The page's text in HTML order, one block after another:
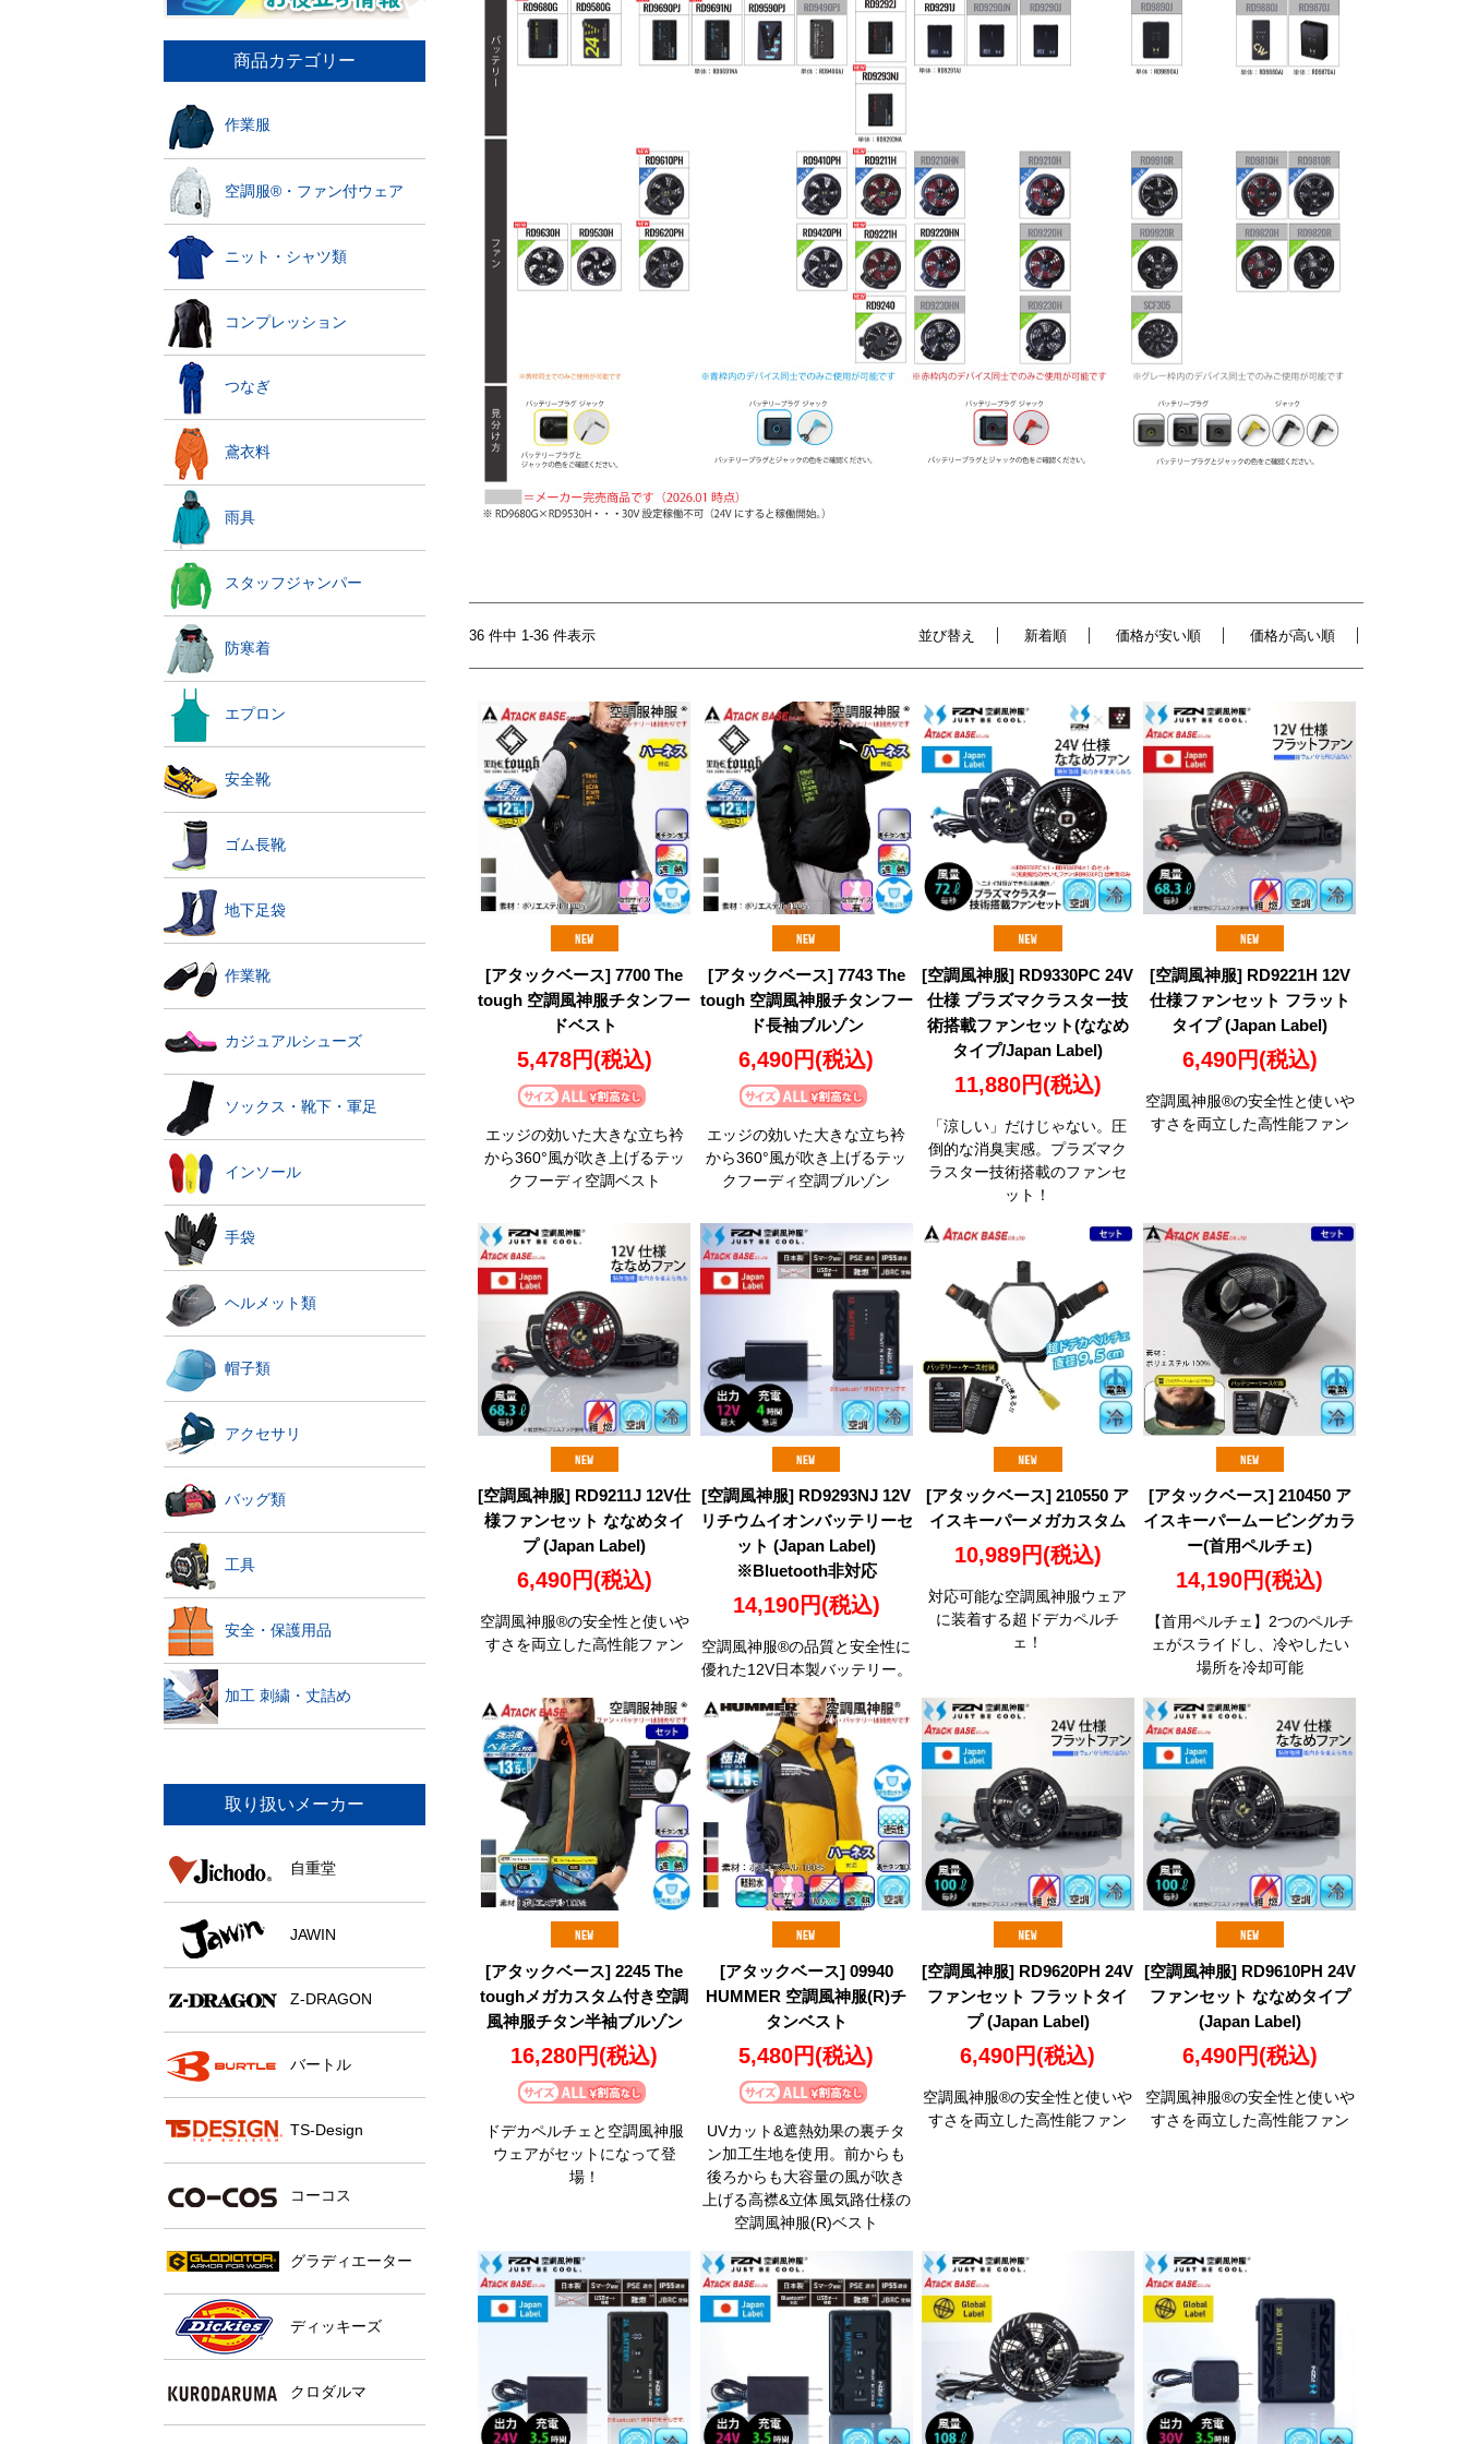
商品カテゴリー
作業服
空調服®・ファン付ウェア
ニット・シャツ類
コンプレッション
つなぎ
鳶衣料
雨具
スタッフジャンパー
防寒着
エプロン
安全靴
ゴム長靴
地下足袋
作業靴
カジュアルシューズ
ソックス・靴下・軍足
インソール
手袋
ヘルメット類
帽子類
アクセサリ
バッグ類
工具
安全・保護用品
加工 刺繍・丈詰め
取り扱いメーカー
自重堂
JAWIN
Z-DRAGON
バートル
TS-Design
コーコス
グラディエーター
ディッキーズ
クロダルマ
36 件中 1-36 件表示 並び替え 新着順 価格が安い順 価格が高い順
[アタックベース] 7700 The
tough 空調風神服チタンフー
ドベスト
5,478円(税込)
エッジの効いた大きな立ち衿
から360°風が吹き上げるテッ
クフーディ空調ベスト
[アタックベース] 7743 The
tough 空調風神服チタンフー
ド長袖ブルゾン
6,490円(税込)
エッジの効いた大きな立ち衿
から360°風が吹き上げるテッ
クフーディ空調ブルゾン
[空調風神服] RD9330PC 24V
仕様 プラズマクラスター技
術搭載ファンセット(ななめ
タイプ/Japan Label)
11,880円(税込)
「涼しい」だけじゃない。圧
倒的な消臭実感。プラズマク
ラスター技術搭載のファンセ
ット！
[空調風神服] RD9221H 12V
仕様ファンセット フラット
タイプ (Japan Label)
6,490円(税込)
空調風神服®の安全性と使いや
すさを両立した高性能ファン
[空調風神服] RD9211J 12V仕
様ファンセット ななめタイ
プ (Japan Label)
6,490円(税込)
空調風神服®の安全性と使いや
すさを両立した高性能ファン
[空調風神服] RD9293NJ 12V
リチウムイオンバッテリーセ
ット (Japan Label)
※Bluetooth非対応
14,190円(税込)
空調風神服®の品質と安全性に
優れた12V日本製バッテリー。
[アタックベース] 210550 ア
イスキーパーメガカスタム
10,989円(税込)
対応可能な空調風神服ウェア
に装着する超ドデカペルチ
ェ！
[アタックベース] 210450 ア
イスキーパームービングカラ
ー(首用ペルチェ)
14,190円(税込)
【首用ペルチェ】2つのペルチ
ェがスライドし、冷やしたい
場所を冷却可能
[アタックベース] 2245 The
toughメガカスタム付き空調
風神服チタン半袖ブルゾン
16,280円(税込)
ドデカペルチェと空調風神服
ウェアがセットになって登
場！
[アタックベース] 09940
HUMMER 空調風神服(R)チ
タンベスト
5,480円(税込)
UVカット&遮熱効果の裏チタ
ン加工生地を使用。前からも
後ろからも大容量の風が吹き
上げる高襟&立体風気路仕様の
空調風神服(R)ベスト
[空調風神服] RD9620PH 24V
ファンセット フラットタイ
プ (Japan Label)
6,490円(税込)
空調風神服®の安全性と使いや
すさを両立した高性能ファン
[空調風神服] RD9610PH 24V
ファンセット ななめタイプ
(Japan Label)
6,490円(税込)
空調風神服®の安全性と使いや
すさを両立した高性能ファン